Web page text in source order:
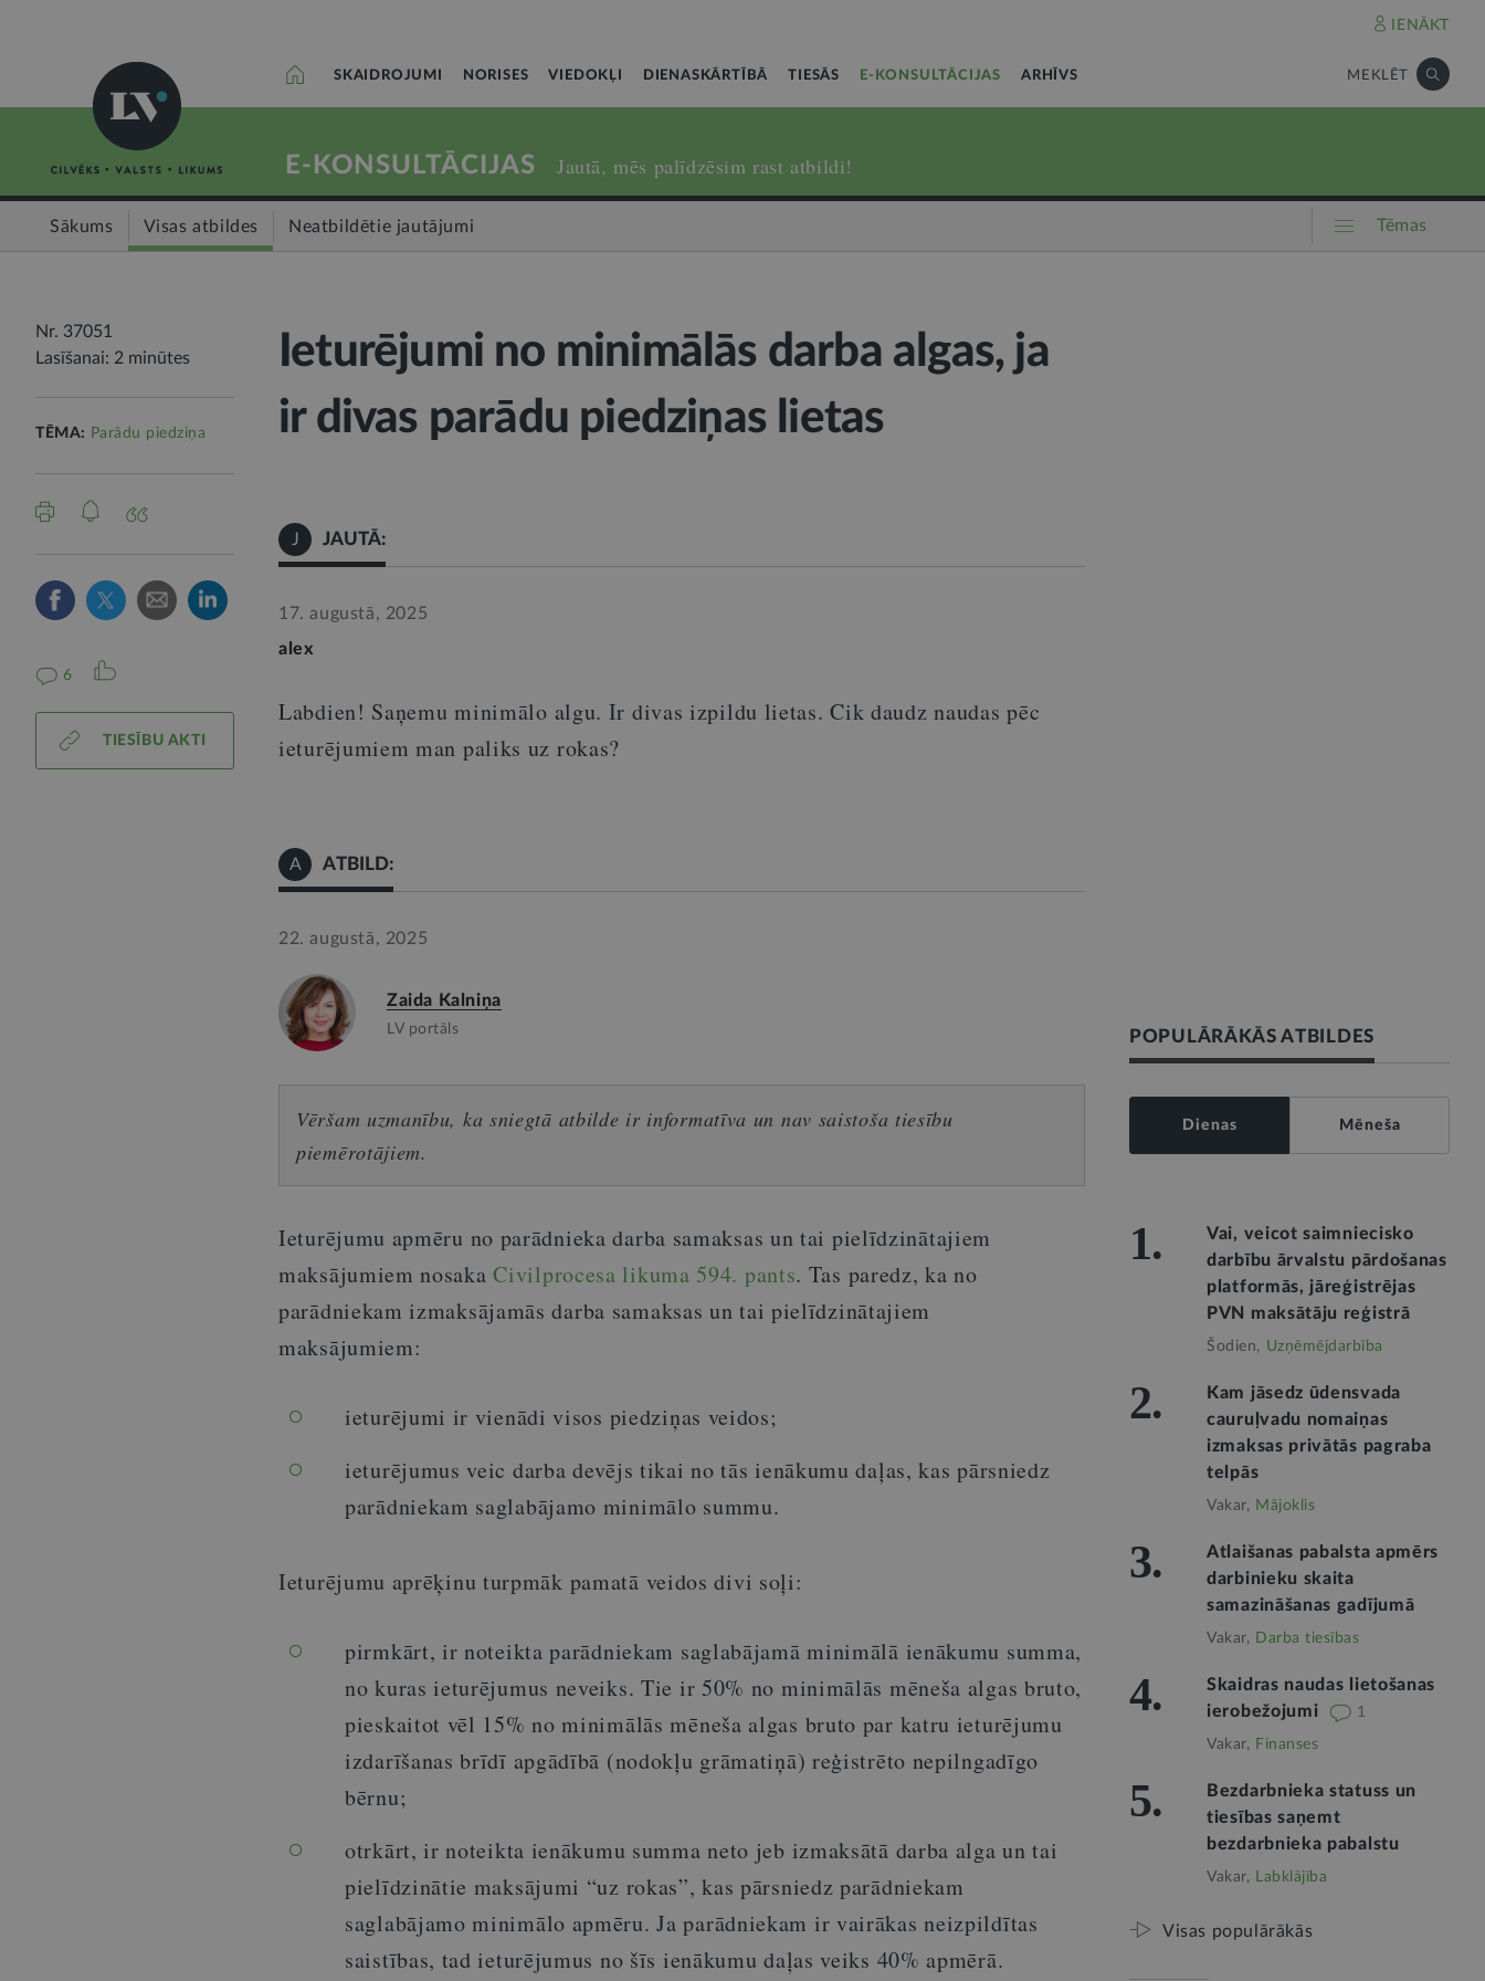
IENĀKT
SKAIDROJUMI NORISES VIEDOKĻI DIENASKĀRTĪBĀ TIESĀS E-KONSULTĀCIJAS ARHĪVS MEKLĒT
E-KONSULTĀCIJAS Jautā, mēs palīdzēsim rast atbildi!
Sākums Visas atbildes Neatbildētie jautājumi Tēmas
Nr. 37051
Lasīšanai: 2 minūtes
TĒMA: Parādu piedziņa
6
TIESĪBU AKTI
Ieturējumi no minimālās darba algas, ja
ir divas parādu piedziņas lietas
J JAUTĀ:
17. augustā, 2025
alex
Labdien! Saņemu minimālo algu. Ir divas izpildu lietas. Cikdaudznaudas pēc
ieturējumiem man paliks uz rokas?
A ATBILD:
22. augustā, 2025
Zaida Kalniņa
LV portāls
Vēršam uzmanību, ka sniegtā atbilde ir informatīva un nav saistoša tiesību
piemērotājiem.
Ieturējumu apmēru no parādnieka darba samaksas un tai pielīdzinātajiem
maksājumiem nosakaCivilprocesa likuma 594. pants. Tas paredz, ka no
parādniekam izmaksājamās darba samaksas un tai pielīdzinātajiem
maksājumiem:
ieturējumi ir vienādi visos piedziņas veidos;
ieturējumus veic darba devējs tikai no tās ienākumu daļas, kas pārsniedz
parādniekam saglabājamo minimālo summu.
Ieturējumu aprēķinu turpmāk pamatā veidos divi soļi:
pirmkārt, ir noteikta parādniekam saglabājamā minimālā ienākumu summa,
no kuras ieturējumus neveiks. Tie ir 50% no minimālās mēneša algas bruto,
pieskaitot vēl 15% no minimālās mēneša algas bruto par katru ieturējumu
izdarīšanas brīdī apgādībā (nodokļu grāmatiņā) reģistrēto nepilngadīgo
bērnu;
otrkārt, ir noteikta ienākumu summa neto jeb izmaksātā darba alga un tai
pielīdzinātie maksājumi “uz rokas”, kas pārsniedz parādniekam
saglabājamo minimālo apmēru. Ja parādniekam ir vairākas neizpildītas
saistības, tad ieturējumus no šīs ienākumu daļas veiks 40% apmērā.
POPULĀRĀKĀS ATBILDES
Dienas Mēneša
1.
Vai, veicot saimniecisko
darbību ārvalstu pārdošanas
platformās, jāreģistrējas
PVN maksātāju reģistrā
Šodien, Uzņēmējdarbība
2.
Kam jāsedz ūdensvada
cauruļvadu nomaiņas
izmaksas privātās pagraba
telpās
Vakar, Mājoklis
3.
Atlaišanas pabalsta apmērs
darbinieku skaita
samazināšanas gadījumā
Vakar, Darba tiesības
4.
Skaidras naudas lietošanas
ierobežojumi
1
Vakar, Finanses
5.
Bezdarbnieka statuss un
tiesības saņemt
bezdarbnieka pabalstu
Vakar, Labklājība
Visas populārākās